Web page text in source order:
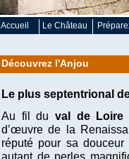
Accueil Le Château
Découvrez l'Anjou
Le plus septentrional
Au fil du val de Loire
d’œuvre de la
réputé pour sa
autant de perles